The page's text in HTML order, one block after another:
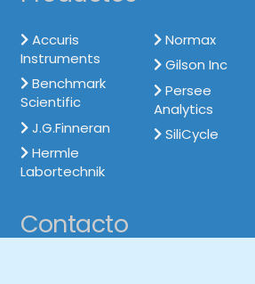
Accuris
Instruments
Benchmark
Scientific
J.G.Finneran
Hermle
Labortechnik
Normax
Gilson Inc
Persee
Analytics
SiliCycle
Contacto